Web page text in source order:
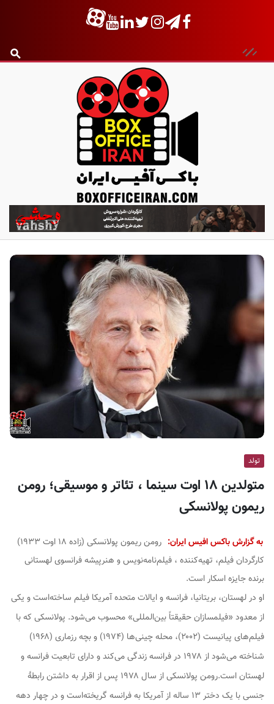
ب
ا
ک
س
س
تولد
متولدین ۱۸ اوت سینما ، تئاتر و موسیقی؛ رومن
ریمون پولانسکی
به گزارش باکس افیس ایران:
رومن ریمون پولانسکی (زاده ۱۸ اوت ۱۹۳۳)
کارگردان فیلم، تهیه‌کننده ، فیلم‌نامه‌نویس و هنرپیشه فرانسوی لهستانی
برنده جایزه اسکار است.
او در لهستان، بریتانیا، فرانسه و ایالات متحده آمریکا فیلم ساخته‌است و یکی
از معدود «فیلمسازان حقیقتاً بین‌المللی» محسوب می‌شود. پولانسکی که با
فیلم‌های پیانیست (۲۰۰۲) ، محله چینی‌ها (۱۹۷۴) و بچه رزماری
(۱۹۶۸)
شناخته می‌شود از ۱۹۷۸ در فرانسه زندگی می‌کند و دارای تابعیت فرانسه و
لهستان است.رومن پولانسکی از سال ۱۹۷۸ پس از اقرار به داشتن رابطهٔ
جنسی با یک دختر ۱۳ ساله از آمریکا به فرانسه گریخته‌است و در چهار دهه